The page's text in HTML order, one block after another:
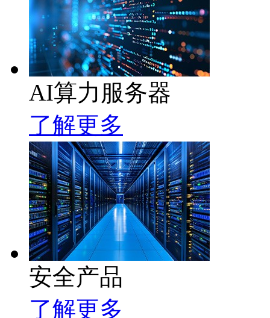
AI算力服务器
了解更多
安全产品
了解更多